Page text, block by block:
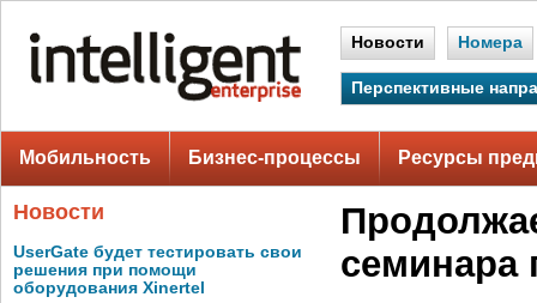
Новости Номера
Перспективные
Мобильность Бизнес-процессы Ресурсы
Новости
UserGate будет тестировать свои
решения при помощи
оборудования Xinertel
семинара